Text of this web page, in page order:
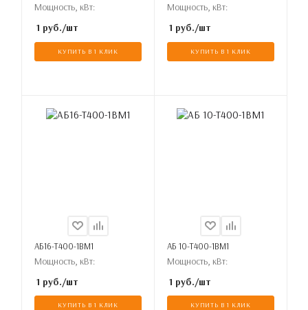
Мощность, кВт:
1 руб./шт
КУПИТЬ В 1 КЛИК
Мощность, кВт:
1 руб./шт
КУПИТЬ В 1 КЛИК
АБ16-Т400-1ВМ1
Мощность, кВт:
1 руб./шт
КУПИТЬ В 1 КЛИК
АБ 10-Т400-1ВМ1
Мощность, кВт:
1 руб./шт
КУПИТЬ В 1 КЛИК